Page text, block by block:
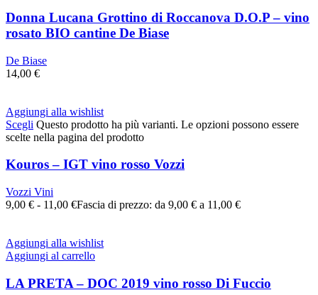
Donna Lucana Grottino di Roccanova D.O.P – vino
rosato BIO cantine De Biase
De Biase
14,00 €
Aggiungi alla wishlist
Scegli Questo prodotto ha più varianti. Le opzioni possono essere
scelte nella pagina del prodotto
Kouros – IGT vino rosso Vozzi
Vozzi Vini
9,00 € - 11,00 €Fascia di prezzo: da 9,00 € a 11,00 €
Aggiungi alla wishlist
Aggiungi al carrello
LA PRETA – DOC 2019 vino rosso Di Fuccio